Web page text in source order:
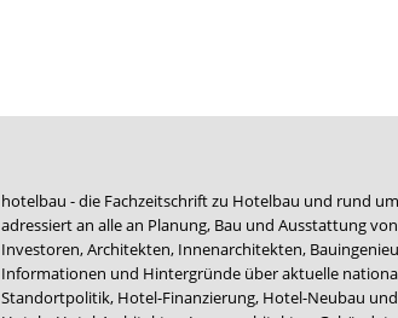
hotelbau - die Fachzeitschrift zu Hotelbau und rund
adressiert an alle an Planung, Bau und Ausstattung
Investoren, Architekten, Innenarchitekten,
Informationen und Hintergründe über aktuelle
Standortpolitik, Hotel-Finanzierung, Hotel-Neubau